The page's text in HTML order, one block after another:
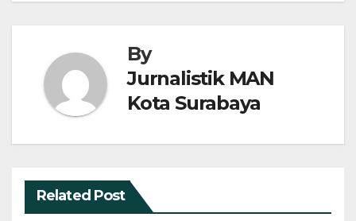
By
Jurnalistik MAN
Kota Surabaya
Related Post